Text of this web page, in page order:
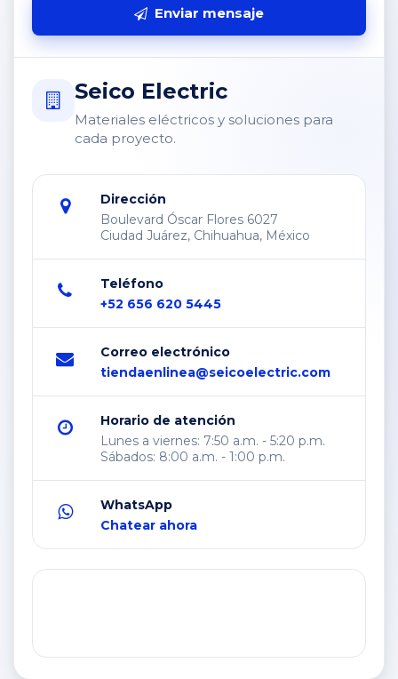
Enviar mensaje
Seico Electric
Materiales eléctricos y soluciones para
cada proyecto.
Dirección
Boulevard Óscar Flores 6027
Ciudad Juárez, Chihuahua, México
Teléfono
+52 656 620 5445
Correo electrónico
tiendaenlinea@seicoelectric.com
Horario de atención
Lunes a viernes: 7:50 a.m. - 5:20 p.m.
Sábados: 8:00 a.m. - 1:00 p.m.
WhatsApp
Chatear ahora